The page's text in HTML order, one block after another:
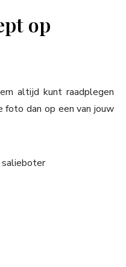
op
altijd kunt raadplegen
dan op een van jouw